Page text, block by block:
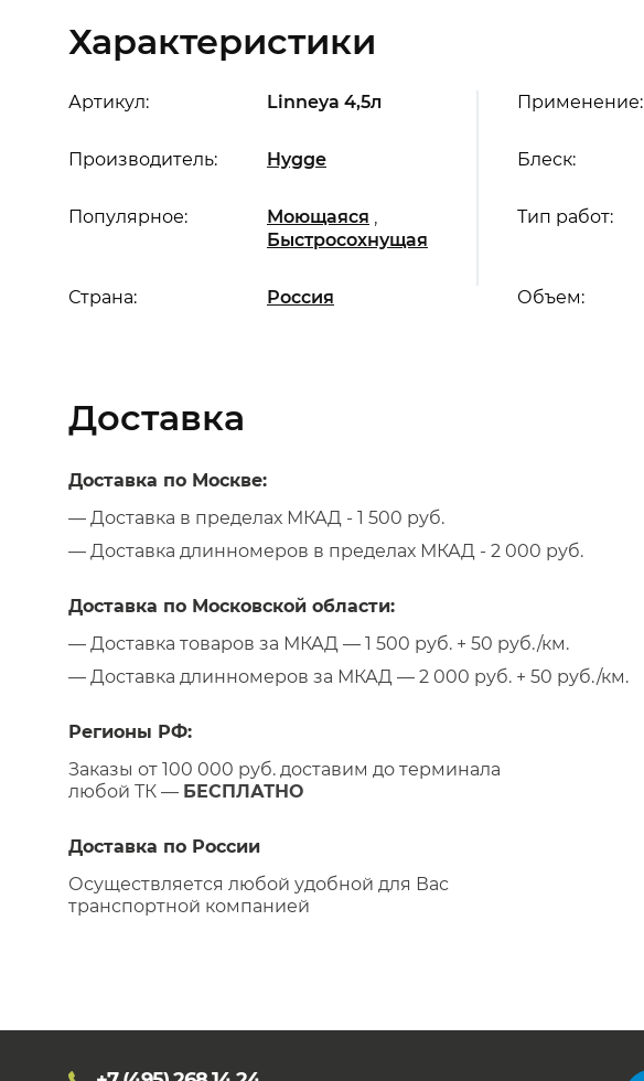
Характеристики
Артикул: Linneya 4,5л
Производитель: Hygge
Применение:
Блеск:
Популярное:
Моющаяся ,
Быстросохнущая
Тип работ:
Страна: Россия Объем:
Доставка
Доставка по Москве:
— Доставка в пределах МКАД - 1 500 руб.
— Доставка длинномеров в пределах МКАД - 2 000 руб.
Доставка по Московской области:
— Доставка товаров за МКАД — 1 500 руб. + 50 руб./км.
— Доставка длинномеров за МКАД — 2 000 руб. + 50 руб./км.
Регионы РФ:
Заказы от 100 000 руб. доставим до терминала
любой ТК — БЕСПЛАТНО
Доставка по России
Осуществляется любой удобной для Вас
транспортной компанией